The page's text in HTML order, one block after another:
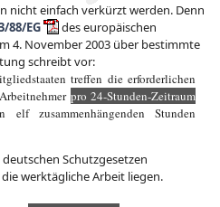
nicht einfach verkürzt werden. Denn
88/EG
des europäischen
4. November 2003 über bestimmte
schreibt vor:
treffen die erforderlichen
pro 24-Stunden-Zeitraum
elf zusammenhängenden Stunden
Schutzgesetzen
werktägliche Arbeit liegen.